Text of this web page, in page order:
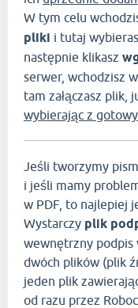
W tym celu
pliki i tutaj
następnie klikasz
serwer, wchodzisz
tam załączasz plik,
wybierając z
Jeśli tworzymy
i jeśli mamy
w PDF, to najlepiej
Wystarczy plik
wewnętrzny podpis
dwóch plików (plik
jeden plik
od razu przez